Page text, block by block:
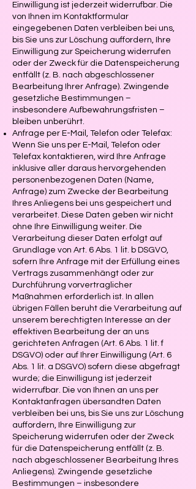
Einwilligung ist jederzeit widerrufbar. Die
von Ihnen im Kontaktformular
eingegebenen Daten verbleiben bei uns,
bis Sie uns zur Löschung auffordern, Ihre
Einwilligung zur Speicherung widerrufen
oder der Zweck für die Datenspeicherung
entfällt (z. B. nach abgeschlossener
Bearbeitung Ihrer Anfrage). Zwingende
gesetzliche Bestimmungen –
insbesondere Aufbewahrungsfristen –
bleiben unberührt.
Anfrage per E-Mail, Telefon oder Telefax:
Wenn Sie uns per E-Mail, Telefon oder
Telefax kontaktieren, wird Ihre Anfrage
inklusive aller daraus hervorgehenden
personenbezogenen Daten (Name,
Anfrage) zum Zwecke der Bearbeitung
Ihres Anliegens bei uns gespeichert und
verarbeitet. Diese Daten geben wir nicht
ohne Ihre Einwilligung weiter. Die
Verarbeitung dieser Daten erfolgt auf
Grundlage von Art. 6 Abs. 1 lit. b DSGVO,
sofern Ihre Anfrage mit der Erfüllung eines
Vertrags zusammenhängt oder zur
Durchführung vorvertraglicher
Maßnahmen erforderlich ist. In allen
übrigen Fällen beruht die Verarbeitung auf
unserem berechtigten Interesse an der
effektiven Bearbeitung der an uns
gerichteten Anfragen (Art. 6 Abs. 1 lit. f
DSGVO) oder auf Ihrer Einwilligung (Art. 6
Abs. 1 lit. a DSGVO) sofern diese abgefragt
wurde; die Einwilligung ist jederzeit
widerrufbar. Die von Ihnen an uns per
Kontaktanfragen übersandten Daten
verbleiben bei uns, bis Sie uns zur Löschung
auffordern, Ihre Einwilligung zur
Speicherung widerrufen oder der Zweck
für die Datenspeicherung entfällt (z. B.
nach abgeschlossener Bearbeitung Ihres
Anliegens). Zwingende gesetzliche
Bestimmungen – insbesondere